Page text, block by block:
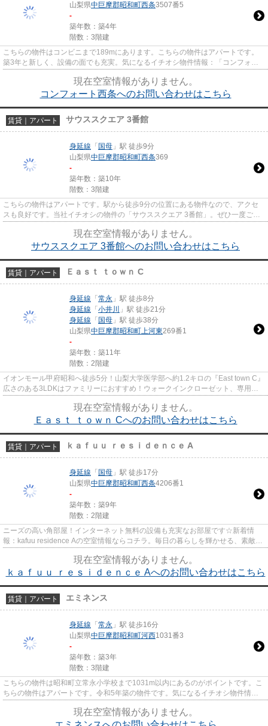
山梨県中巨摩郡昭和町西条3507番5
-
築年数：築4年
階数：3階建
こちらの物件はコンビニまで189mにあります。こちらの物件はアパートです。
築3年と新しく、設備の面でも充実。気になるイチオシ物件情報：「コンフォー
現在空室情報がありません。
コンフォート西条へのお問い合わせはこちら
賃貸｜アパート サウススクエア 3番館
身延線 「 国母 」駅 徒歩9分
山梨県中巨摩郡昭和町西条369
-
築年数：築10年
階数：3階建
こちらの物件はアパートです。駅から徒歩9分の位置にある物件なので、アクセ
スも良好です。当社イチオシの物件の「サウススクエア 3番館」。ぜひ一度ご覧
現在空室情報がありません。
サウススクエア 3番館へのお問い合わせはこちら
賃貸｜アパート Ｅａｓｔ ｔｏｗｎ C
身延線 「 常永 」駅 徒歩8分
身延線 「 小井川
」駅 徒歩21分
身延線 「 国母 」駅 徒歩38分
山梨県中巨摩郡昭和町上河東269番1
-
築年数：築11年
階数：2階建
イオンモール甲府昭和へ徒歩5分！山梨大学医学部へ約1.2キロの『East town C』
広さのある3LDKはファミリーにおすすめ！ウォークインクローゼット、専用物
現在空室情報がありません。
Ｅａｓｔ ｔｏｗｎ Cへのお問い合わせはこちら
賃貸｜アパート ｋａｆｕｕ ｒｅｓｉｄｅｎｃｅ A
身延線 「 国母 」駅 徒歩17分
山梨県中巨摩郡昭和町西条4206番1
-
築年数：築9年
階数：2階建
ニーズの高い角部屋！インターネット無料の設備も充実なお部屋です☆新着情
報：kafuu residence Aの空室情報ならコチラ。毎日の暮らしを輝かせる、素敵な
現在空室情報がありません。
ｋａｆｕｕ ｒｅｓｉｄｅｎｃｅ Aへのお問い合わせはこちら
賃貸｜アパート エミネンス
身延線 「 常永 」駅 徒歩16分
山梨県中巨摩郡昭和町河西1031番3
-
築年数：築3年
階数：3階建
こちらの物件は昭和町立常永小学校まで1031m以内にあるのがポイントです。こ
ちらの物件はアパートです。令和5年築の物件です。気になるイチオシ物件情
現在空室情報がありません。